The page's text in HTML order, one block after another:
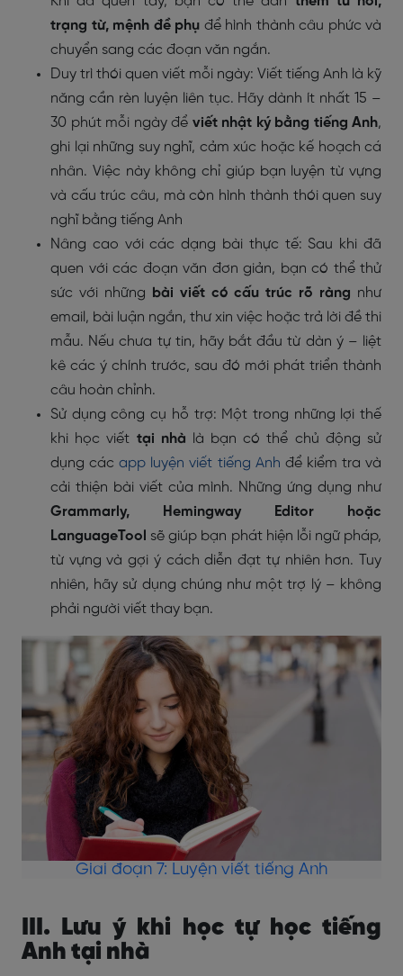
trạng từ, mệnh đề phụ để hình thành câu phức và
chuyển sang các đoạn văn ngắn.
Duy trì thói quen viết mỗi ngày: Viết tiếng Anh là kỹ
năng cần rèn luyện liên tục. Hãy dành ít nhất 15 –
30 phút mỗi ngày để viết nhật ký bằng tiếng Anh,
ghi lại những suy nghĩ, cảm xúc hoặc kế hoạch cá
nhân. Việc này không chỉ giúp bạn luyện từ vựng
và cấu trúc câu, mà còn hình thành thói quen suy
nghĩ bằng tiếng Anh
Nâng cao với các dạng bài thực tế: Sau khi đã
quen với các đoạn văn đơn giản, bạn có thể thử
sức với những
bài viết có cấu trúc rõ ràng như
email, bài luận ngắn, thư xin việc hoặc trả lời đề thi
mẫu. Nếu chưa tự tin, hãy bắt đầu từ dàn ý – liệt
kê các ý chính trước, sau đó mới phát triển thành
câu hoàn chỉnh.
Sử dụng công cụ hỗ trợ: Một trong những lợi thế
khi học viết tại nhà là bạn có thể chủ động sử
dụng cácapp luyện viết tiếng Anh để kiểm tra và
cải thiện bài viết của mình. Những ứng dụng như
Grammarly, Hemingway Editor hoặc
LanguageTool sẽ giúp bạn phát hiện lỗi ngữ pháp,
từ vựng và gợi ý cách diễn đạt tự nhiên hơn. Tuy
nhiên, hãy sử dụng chúng như một trợ lý – không
phải người viết thay bạn.
Giai đoạn 7: Luyện viết tiếng Anh
III. Lưu ý khi học tự học tiếng
Anh tại nhà